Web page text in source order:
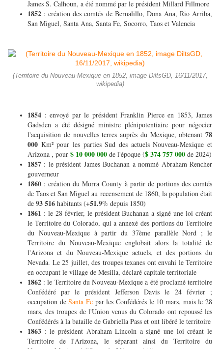
James S. Calhoun, a été nommé par le président Millard Fillmore
1852 : création des comtés de Bernalillo, Dona Ana, Rio Arriba,
San Miguel, Santa Ana, Santa Fe, Socorro, Taos et Valencia
(Territoire du Nouveau-Mexique en 1852, image DiltsGD, 16/11/2017,
wikipedia)
1854 : envoyé par le président Franklin Pierce en 1853, James
Gadsden a été désigné ministre plénipotentiaire pour négocier
l'acquisition de nouvelles terres auprès du Mexique, obtenant 78
000 Km² pour les parties Sud des actuels Nouveau-Mexique et
Arizona , pour $ 10 000 000 de l'époque ($ 374 757 000 de 2024)
1857 : le président James Buchanan a nommé Abraham Rencher
gouverneur
1860 : création du Morra County à partir de portions des comtés
de Taos et San Miguel au recensement de 1860, la population était
de 93 516 habitants (+51.9% depuis 1850)
1861 : le 28 février, le président Buchanan a signé une loi créant
le Territoire du Colorado, qui a annexé des portions du Territoire
du Nouveau-Mexique à partir du 37ème parallèle Nord ; le
Territoire du Nouveau-Mexique englobait alors la totalité de
l'Arizona et du Nouveau-Mexique actuels, et des portions du
Nevada. Le 25 juillet, des troupes texanes ont envahi le Territoire
en occupant le village de Mesilla, déclaré capitale territoriale
1862 : le Territoire du Nouveau-Mexique a été proclamé territoire
Confédéré par le président Jefferson Davis le 24 février ;
occupation deSanta Fe par les Confédérés le 10 mars, mais le 28
mars, des troupes de l'Union venus du Colorado ont repoussé les
Confédérés à la bataille de Gabriella Pass et ont libéré le territoire
1863 : le président Abraham Lincoln a signé une loi créant le
Territoire de l'Arizona, le séparant ainsi du Territoire du